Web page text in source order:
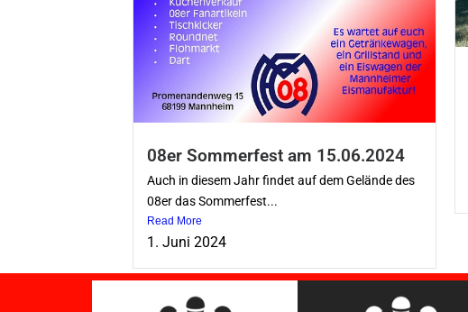
08er Sommerfest am 15.06.2024
Auch in diesem Jahr findet auf dem Gelände des
08er das Sommerfest...
Read More
1. Juni 2024